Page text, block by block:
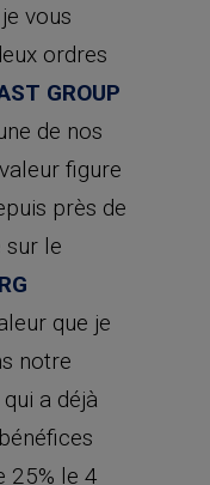
vous
ordres
GROUP
de nos
figure
près de
sur le
que je
notre
a déjà
25% le 4